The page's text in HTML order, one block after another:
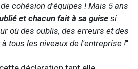
cohésion d'équipes ! Mais 5 ans
et chacun fait à sa guise si
où des oublis, des erreurs et des
tous les niveaux de l'entreprise !"